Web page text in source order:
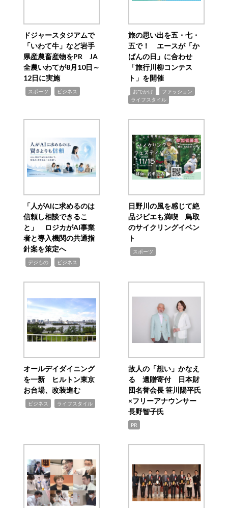
ドジャースタジアムで
「いわて牛」など岩手
県産農畜産物をPR JA
全農いわてが8月10日～
12日に実施
スポーツ ビジネス
旅の思い出を五・七・
五で！ エースが「か
ばんの日」に合わせ
「旅行川柳コンテス
ト」を開催
おでかけ ファッション
ライフスタイル
「人がAIに求めるのは
信頼し相談できるこ
と」 ロジカがAI事業
者と導入機関の共通指
針案を策定へ
デジもの ビジネス
日野川の風を感じて絶
品ジビエも満喫 鳥取
のサイクリングイベン
ト
スポーツ
オールデイダイニング
を一新 ヒルトン東京
お台場、改装進む
ビジネス ライフスタイル
故人の「想い」かなえ
る 遺贈寄付 日本財
団名誉会長 笹川陽平氏
×フリーアナウンサー
長野智子氏
PR